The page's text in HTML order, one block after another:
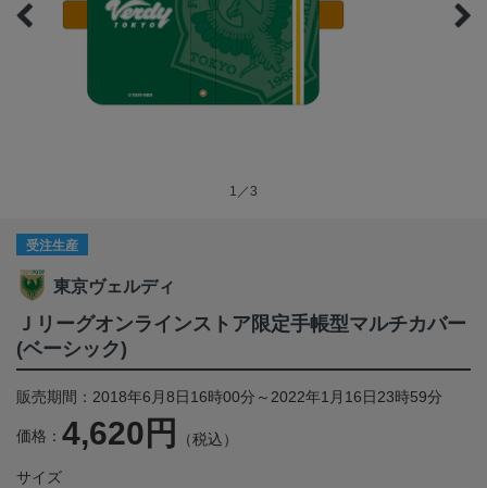
1／3
受注生産
東京ヴェルディ
Ｊリーグオンラインストア限定手帳型マルチカバー
(ベーシック)
販売期間：2018年6月8日16時00分～2022年1月16日23時59分
価格： 4,620円 （税込）
サイズ